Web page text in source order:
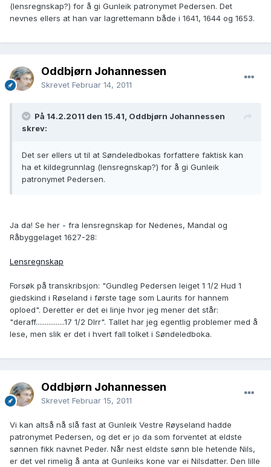
(lensregnskap?) for å gi Gunleik patronymet Pedersen. Det
nevnes ellers at han var lagrettemann både i 1641, 1644 og 1653.
Oddbjørn Johannessen
Skrevet Februar 14, 2011
På 14.2.2011 den 15.41, Oddbjørn Johannessen
skrev:
Det ser ellers ut til at Søndeledbokas forfattere faktisk kan
ha et kildegrunnlag (lensregnskap?) for å gi Gunleik
patronymet Pedersen.
Ja da! Se her - fra lensregnskap for Nedenes, Mandal og
Råbyggelaget 1627-28:
Lensregnskap
Forsøk på transkribsjon: "Gundleg Pedersen leiget 1 1/2 Hud 1
giedskind i Røseland i første tage som Laurits for hannem
oploed". Deretter er det ei linje hvor jeg mener det står:
"deraff................17 1/2 Dlrr". Tallet har jeg egentlig problemer med å
lese, men slik er det i hvert fall tolket i Søndeledboka.
Oddbjørn Johannessen
Skrevet Februar 15, 2011
Vi kan altså nå slå fast at Gunleik Vestre Røyseland hadde
patronymet Pedersen, og det er jo da som forventet at eldste
sønnen fikk navnet Peder. Når nest eldste sønn ble hetende Nils,
er det vel rimelig å anta at Gunleiks kone var ei Nilsdatter. Den lille